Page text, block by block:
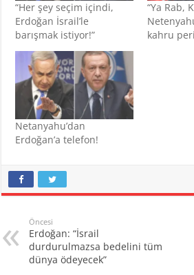
“Her şey seçim içindi,
Erdoğan İsrail’le
barışmak istiyor!”
“Ya Rab,
kahru
Netanyahu’dan
Erdoğan’a telefon!
Öncesi
Erdoğan: “İsrail
durdurulmazsa bedelini tüm
dünya ödeyecek”